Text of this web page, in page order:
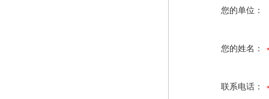
您的单位：
您的姓名：
联系电话：